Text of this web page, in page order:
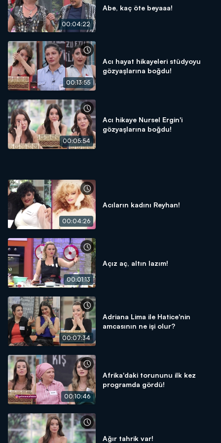
00:04:22
Abe, kaç öte beyaaa!
00:13:55
Acı hayat hikayeleri stüdyoyu
gözyaşlarına boğdu!
00:05:54
Acı hikaye Nursel Ergin'i
gözyaşlarına boğdu!
00:04:26
Acıların kadını Reyhan!
00:01:13
Açız aç, altın lazım!
00:07:34
Adriana Lima ile Hatice'nin
amcasının ne işi olur?
00:10:46
Afrika'daki torununu ilk kez
programda gördü!
Ağır tahrik var!